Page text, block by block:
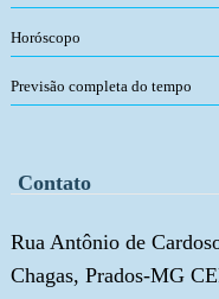
Horóscopo
Previsão completa do tempo
Contato
Rua Antônio de
Chagas, Prados-MG